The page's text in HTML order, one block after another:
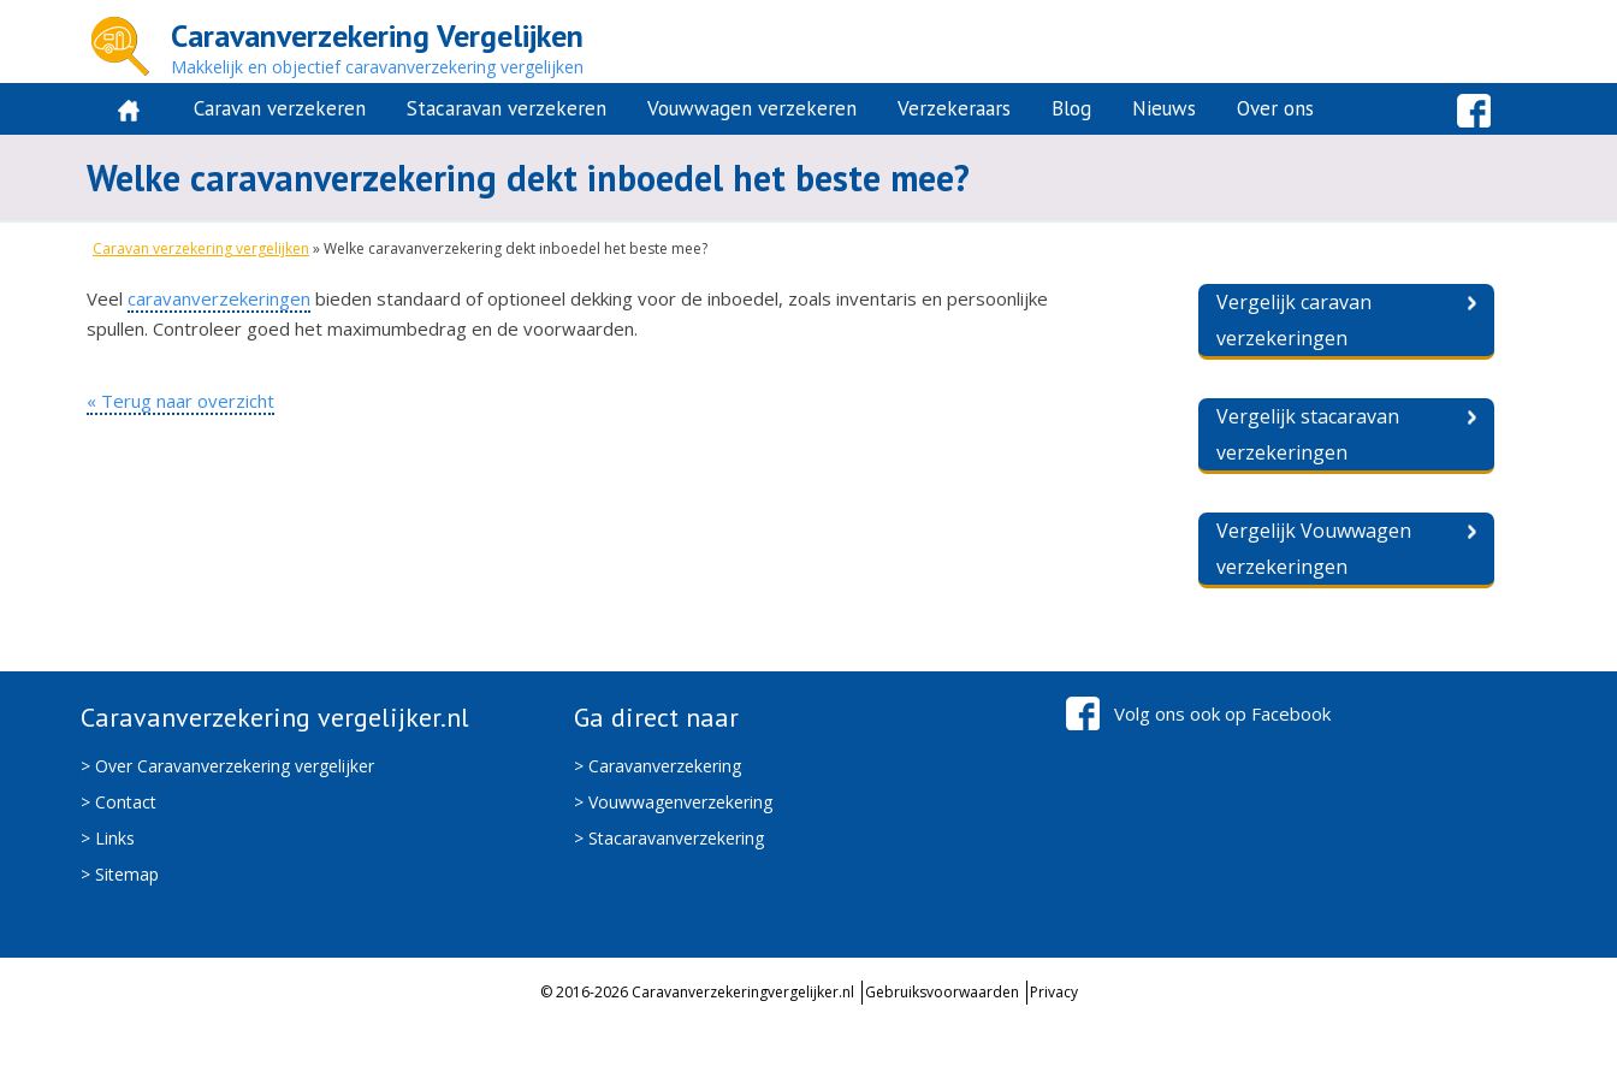
Caravanverzekering Vergelijken
Makkelijk en objectief caravanverzekering vergelijken
Caravan verzekeren Stacaravan verzekeren Vouwwagen verzekeren Verzekeraars Blog Nieuws Over ons
Welke caravanverzekering dekt inboedel het beste mee?
Caravan verzekering vergelijken »Welke caravanverzekering dekt inboedel het beste mee?
Veel caravanverzekeringen bieden standaard of optioneel dekking voor de inboedel, zoals inventaris en persoonlijke
spullen. Controleer goed het maximumbedrag en de voorwaarden.
« Terug naar overzicht
Vergelijk caravan
verzekeringen
Vergelijk stacaravan
verzekeringen
Vergelijk Vouwwagen
verzekeringen
Caravanverzekering vergelijker.nl
> Over Caravanverzekering vergelijker
> Contact
> Links
> Sitemap
Ga direct naar
> Caravanverzekering
> Vouwwagenverzekering
> Stacaravanverzekering
Volg ons ook op Facebook
© 2016-2026 Caravanverzekeringvergelijker.nl Gebruiksvoorwaarden Privacy